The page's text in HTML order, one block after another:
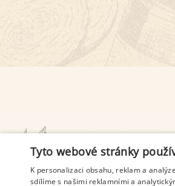
Tyto webové stránky
K personalizaci obsahu, reklam a
sdílíme s našimi reklamními a